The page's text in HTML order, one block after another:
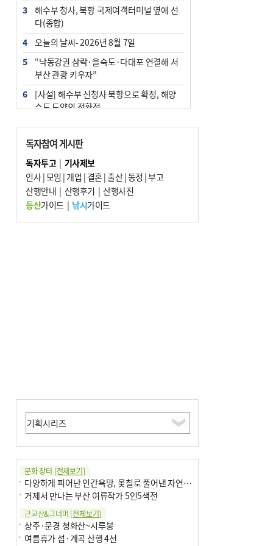
3
해수부 청사, 북항 국제여객터미널 옆에 선
다(종합)
4
오늘의 날씨- 2026년 8월 7일
5
“낙동강권 삼락·을숙도·다대포 연결해 서
부산 관광 키우자”
6
[사설] 해수부 신청사 북항으로 확정, 해양
수도 도약의 전환점
7
피란마을 67년 역사인데…전교생 24명 아
미초 통폐합 기로
8
부울경 주말부터 비소식…‘극한 폭염’ 한풀
꺾일 듯
9
외국인 선원 ‘인신매매 경유지’ 된 부산…
우려가 현실로
10 수사독점 책임 커진 경찰, 방치사건 해결 부
독자참여 게시판
독자투고| 기사제보
인사|모임 | 개업 | 결혼|출산|동정 |부고
산행안내 | 산행후기 | 산행사진
등산가이드| 낚시가이드
문화 장터 [전체보기]
다양하게 피어난 인간욕망, 옻칠로 풀어낸 자연의 이치
거제서 만나는 부산 여류작가 5인5색전
근교산&그너머 [전체보기]
상주·문경 청화산~시루봉
여름휴가 섬·계곡 산행 4선